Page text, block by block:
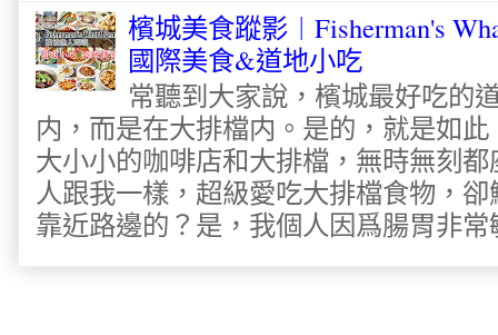
檳城美食蹤影︱Fisherman's
國際美食&道地小吃
常聽到大家說，檳城最好吃的
内，而是在大排檔内。是的，就是如
大小小的咖啡店和大排檔，無時無刻
人跟我一樣，超級愛吃大排檔食物，
靠近路邊的？是，我個人因爲腸胃非